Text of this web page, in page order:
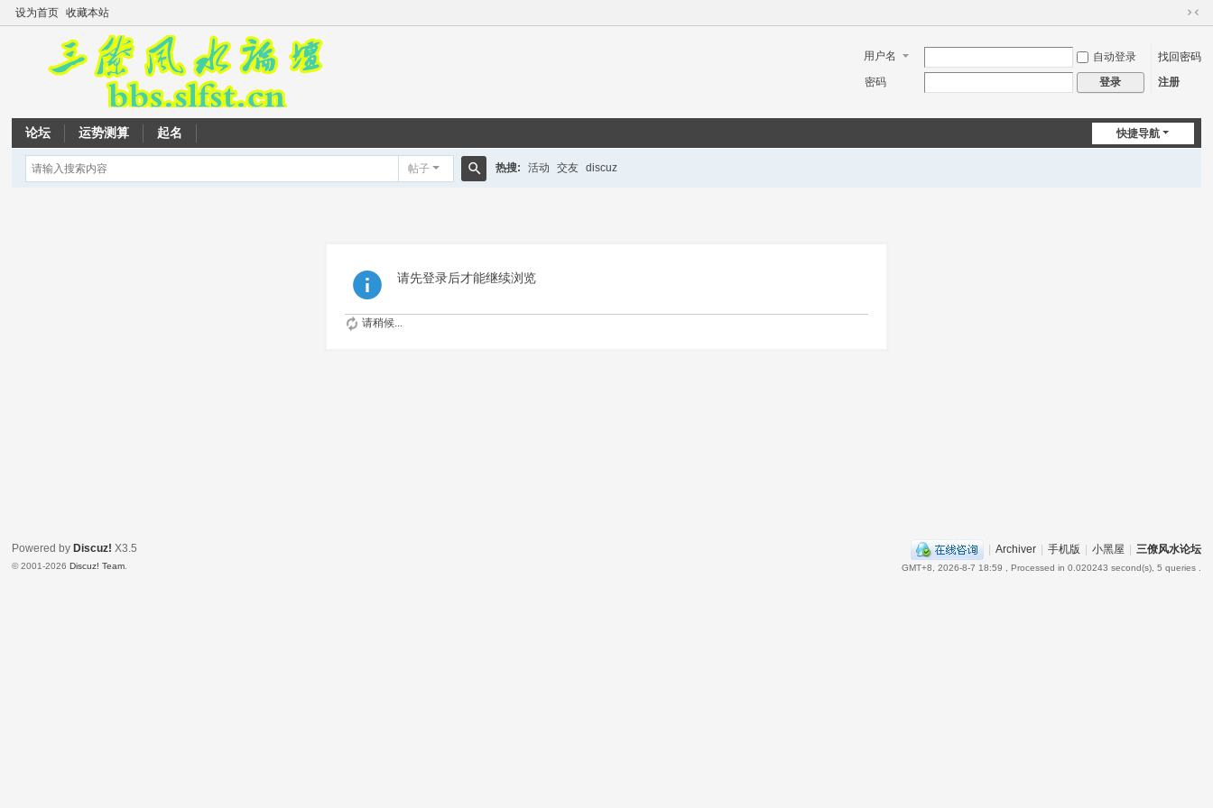
设为首页 收藏本站
切
到
用户名 自动登录
找回密码
密码
登录 注册
快捷导航
论坛 运势测算 起名
帖子 热搜: 活动 交友 discuz
请先登录后才能继续浏览
请稍候...
| Archiver | 手机版 | 小黑屋 | 三僚风水论坛
GMT+8, 2026-8-7 18:59 , Processed in 0.020243 second(s), 5 queries .
Powered by Discuz! X3.5
© 2001-2026Discuz! Team